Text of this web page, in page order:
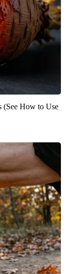
(See How to Use